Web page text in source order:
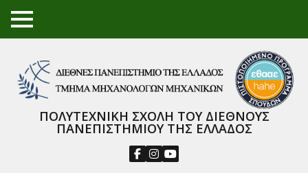
TO
GGL
NU
ΠΟΛΥΤΕΧΝΙΚΗ ΣΧΟΛΗ ΤΟΥ ΔΙΕΘΝΟΥΣ
ΠΑΝΕΠΙΣΤΗΜΙΟΥ ΤΗΣ ΕΛΛΑΔΟΣ